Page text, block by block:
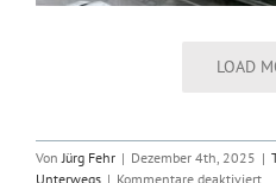
LOAD
Von Jürg Fehr | Dezember 4th, 2025 |
Unterwegs | Kommentare deaktiviertfür